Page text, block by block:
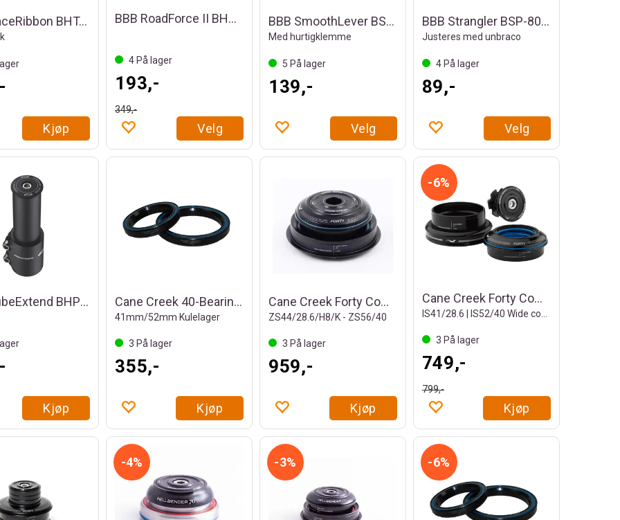
BBB RaceRibbon BHT-01 Styretape
Kjøp
BBB RoadForce II BHS-08 Stem
4 På lager
193,-
349,-
Velg
BBB SmoothLever BSP-87 Setepinneklemme
Med hurtigklemme
5 På lager
139,-
Velg
BBB Strangler BSP-80 Setepinneklemme
Justeres med unbraco
4På lager
89,-
Velg
BBB TubeExtend BHP-22 Gaffelrørforlenger
Kjøp
Cane Creek 40-Bearing Kit ZN40
41mm/52mm Kulelager
3 På lager
355,-
Kjøp
Cane Creek Forty Complete #BAA0533K
ZS44/28.6/H8/K - ZS56/40
3 På lager
959,-
Kjøp
6%
Cane Creek Forty Complete #BAA1175K
IS41/28.6 | IS52/40 Wide cover
3 På lager
749,-
799,-
Kjøp
4% 3% 6%